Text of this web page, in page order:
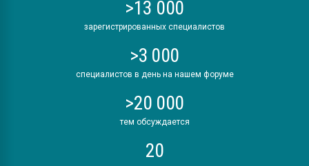
>13 000
зарегистрированных специалистов
>3 000
специалистов в день на нашем форуме
>20 000
тем обсуждается
20